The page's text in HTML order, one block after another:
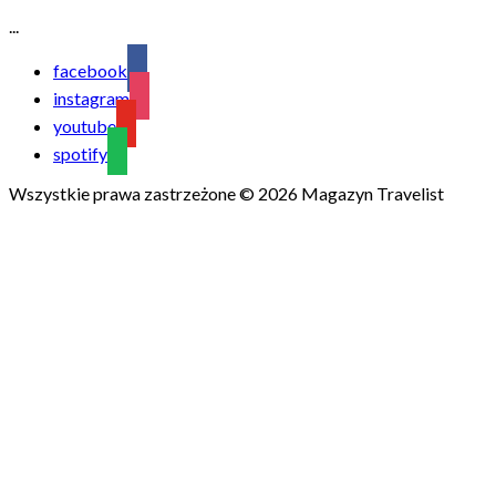
...
facebook
instagram
youtube
spotify
Wszystkie prawa zastrzeżone © 2026 Magazyn Travelist